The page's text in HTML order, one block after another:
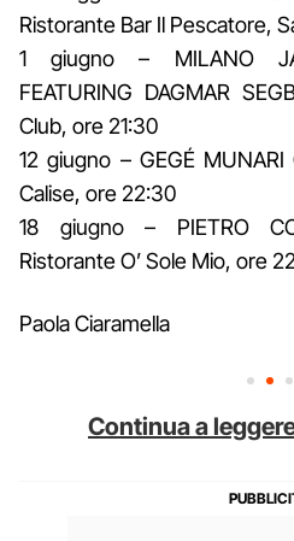
Ristorante Bar Il Pescatore,
1 giugno – MILANO
FEATURING DAGMAR
Club, ore 21:30
12 giugno – GEGÉ
Calise, ore 22:30
18 giugno – PIETRO
Ristorante O’ Sole Mio, ore
Paola Ciaramella
Continua a